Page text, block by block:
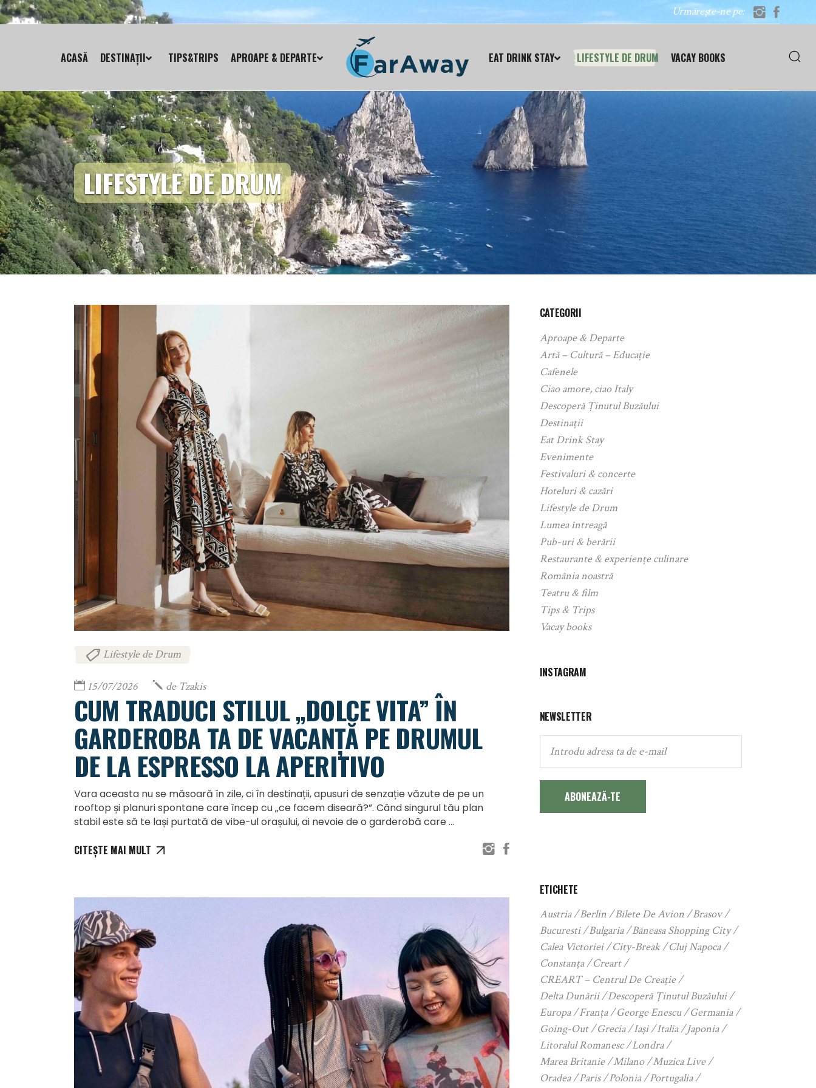
Urmărește-ne pe:
ACASĂ DESTINAȚII TIPS&TRIPS APROAPE & DEPARTE EAT DRINK STAY LIFESTYLE DE DRUM VACAY BOOKS
LIFESTYLE DE DRUM
Lifestyle de Drum
15/07/2026 de Tzakis
CUM TRADUCI STILUL „DOLCE VITA” ÎN
GARDEROBA TA DE VACANȚĂ PE DRUMUL
DE LA ESPRESSO LA APERITIVO
Vara aceasta nu se măsoară în zile, ci în destinații, apusuri de senzație văzute de pe un
rooftop și planuri spontane care încep cu „ce facem diseară?”. Când singurul tău plan
stabil este să te lași purtată de vibe-ul orașului, ai nevoie de o garderobă care
CITEȘTE MAI MULT
CATEGORII
Aproape & Departe
Artă – Cultură – Educație
Cafenele
Ciao amore, ciao Italy
Descoperă Ținutul Buzăului
Destinații
Eat Drink Stay
Evenimente
Festivaluri & concerte
Hoteluri & cazări
Lifestyle de Drum
Lumea întreagă
Pub-uri & berării
Restaurante & experiențe culinare
România noastră
Teatru & film
Tips & Trips
Vacay books
INSTAGRAM
NEWSLETTER
ABONEAZĂ-TE
ETICHETE
Austria Berlin Bilete De Avion
Brasov
Bucuresti
Bulgaria
Băneasa Shopping City
Calea Victoriei
City-Break
Cluj Napoca
Constanța
Creart
CREART – Centrul De Creație
Delta Dunării
Descoperă Ținutul Buzăului
Europa
Franța George Enescu
Germania
Going-Out
Grecia Iași Italia
Japonia
Litoralul Romanesc
Londra
Marea Britanie
Milano
Muzica Live
Oradea
Paris Polonia
Portugalia